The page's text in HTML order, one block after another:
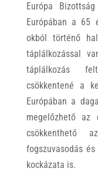
Európa
Európában a 65
okból történő
táplálkozással
táplálkozás
csökkentené a
Európában a
megelőzhető az
csökkenthető
fogszuvasodás
kockázata is.